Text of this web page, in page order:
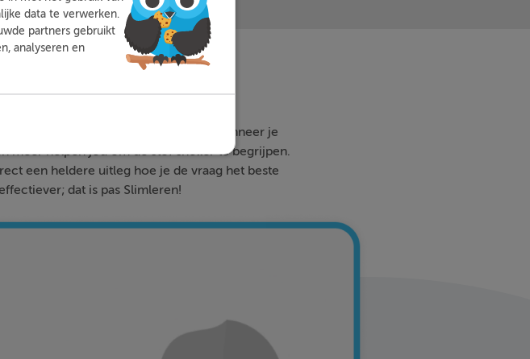
eigenlijk?
nog wat moeite mee hebt, waar en wanneer je
meer helpen jou om de stof sneller te begrijpen.
een heldere uitleg hoe je de vraag het beste
dat is pas Slimleren!
data te verwerken.
partners gebruikt
analyseren en